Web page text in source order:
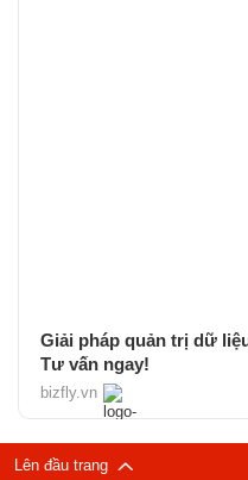
Giải pháp quản trị dữ
Tư vấn ngay!
bizfly.vn
Lên đầu trang